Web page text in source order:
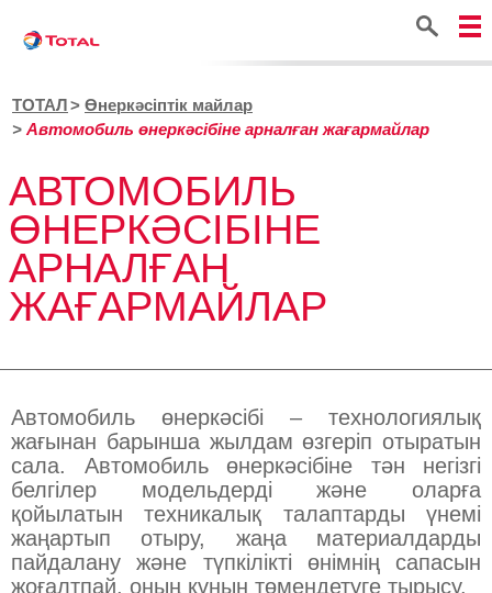
Іздестіру
ТОТАЛ
Өнеркәсіптік майлар
Автомобиль өнеркәсібіне арналған жағармайлар
АВТОМОБИЛЬ
ӨНЕРКӘСІБІНЕ
АРНАЛҒАН
ЖАҒАРМАЙЛАР
Автомобиль өнеркәсібі – технологиялық
жағынан барынша жылдам өзгеріп отыратын
сала. Автомобиль өнеркәсібіне тән негізгі
белгілер модельдерді және оларға
қойылатын техникалық талаптарды үнемі
жаңартып отыру, жаңа материалдарды
пайдалану және түпкілікті өнімнің сапасын
жоғалтпай, оның құнын төмендетуге тырысу.